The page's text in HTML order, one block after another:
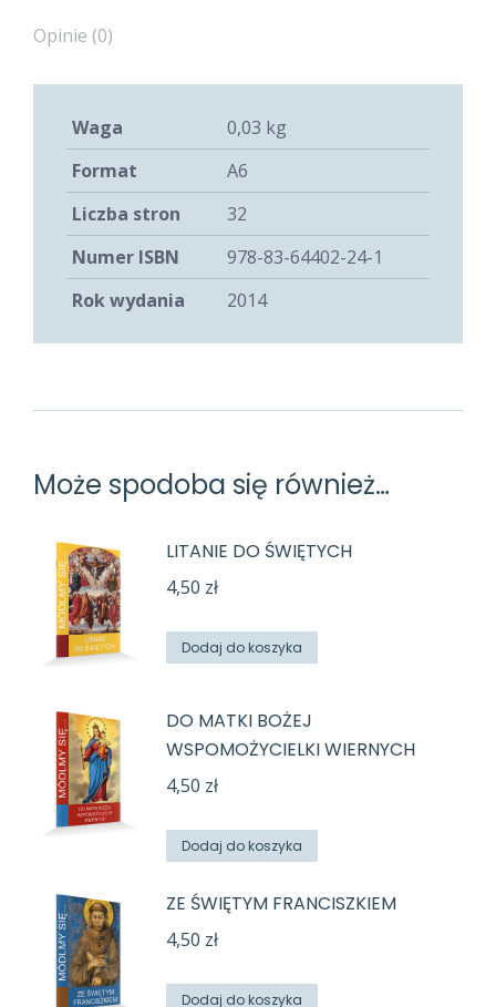
Opinie (0)
Waga
0,03 kg
Format
A6
Liczba stron
32
Numer ISBN
978-83-64402-24-1
Rok wydania
2014
Może spodoba się również…
LITANIE DO ŚWIĘTYCH
4,50 zł
Dodaj do koszyka
DO MATKI BOŻEJ
WSPOMOŻYCIELKI WIERNYCH
4,50 zł
Dodaj do koszyka
ZE ŚWIĘTYM FRANCISZKIEM
4,50 zł
Dodaj do koszyka